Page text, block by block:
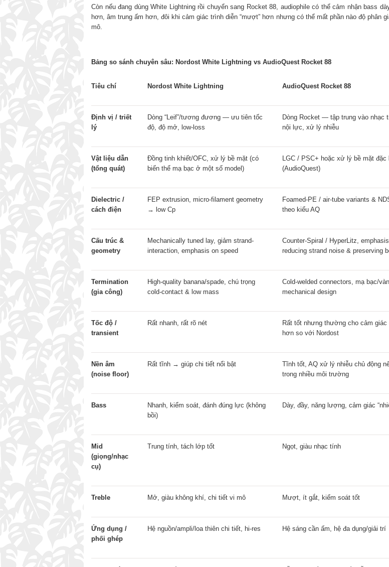
Còn nếu đang dùng White Lightning rồi chuyển sang Rocket 88, audiophile có thể cảm nhận bass
hơn, âm trung ấm hơn, đôi khi cảm giác trình diễn “mượt” hơn nhưng có thể mất phần nào độ phân
mô.
Bảng so sánh chuyên sâu: Nordost White Lightning vs AudioQuest Rocket 88
Tiêu chí Nordost White Lightning AudioQuest Rocket 88
Định vị / triết
lý
Dòng “Leif”/tương đương — ưu tiên tốc
độ, độ mở, low-loss
Dòng Rocket — tập trung vào nhạc
nội lực, xử lý nhiễu
Vật liệu dẫn
(tổng quát)
Đồng tinh khiết/OFC, xử lý bề mặt (có
biến thể mạ bạc ở một số model)
LGC / PSC+ hoặc xử lý bề mặt đặc
(AudioQuest)
Dielectric /
cách điện
FEP extrusion, micro-filament geometry
→ low Cp
Foamed-PE / air-tube variants &
theo kiểu AQ
Cấu trúc &
geometry
Mechanically tuned lay, giảm strand-
interaction, emphasis on speed
Counter-Spiral / HyperLitz,
reducing strand noise & preserving
Termination
(gia công)
High-quality banana/spade, chú trọng
cold-contact & low mass
Cold-welded connectors, mạ bạc/
mechanical design
Tốc độ /
transient
Rất nhanh, rất rõ nét
Rất tốt nhưng thường cho cảm giác
hơn so với Nordost
Nền âm
(noise floor)
Rất tĩnh → giúp chi tiết nổi bật
Tĩnh tốt, AQ xử lý nhiễu chủ động
trong nhiều môi trường
Bass
Nhanh, kiểm soát, đánh đúng lực (không
bồi)
Dày, đầy, năng lượng, cảm giác
Mid
(giọng/nhạc
cụ)
Trung tính, tách lớp tốt Ngọt, giàu nhạc tính
Treble Mở, giàu không khí, chi tiết vi mô Mượt, ít gắt, kiểm soát tốt
Ứng dụng /
phối ghép
Hệ nguồn/ampli/loa thiên chi tiết, hi-res Hệ sáng cần ấm, hệ đa dụng/giải trí